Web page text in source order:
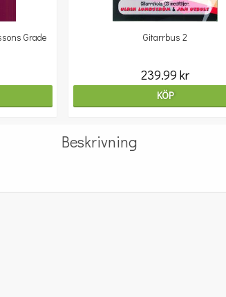
Grade
Gitarrbus 2
239.99 kr
KÖP
Beskrivning